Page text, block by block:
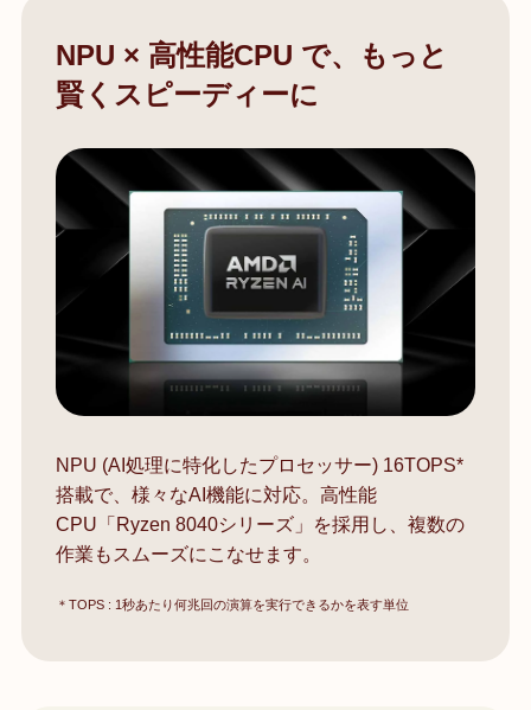
NPU × 高性能CPU で、もっと
賢くスピーディーに
NPU (AI処理に特化したプロセッサー) 16TOPS*
搭載で、様々なAI機能に対応。高性能
CPU「Ryzen 8040シリーズ」を採用し、複数の
作業もスムーズにこなせます。
＊TOPS : 1秒あたり何兆回の演算を実行できるかを表す単位